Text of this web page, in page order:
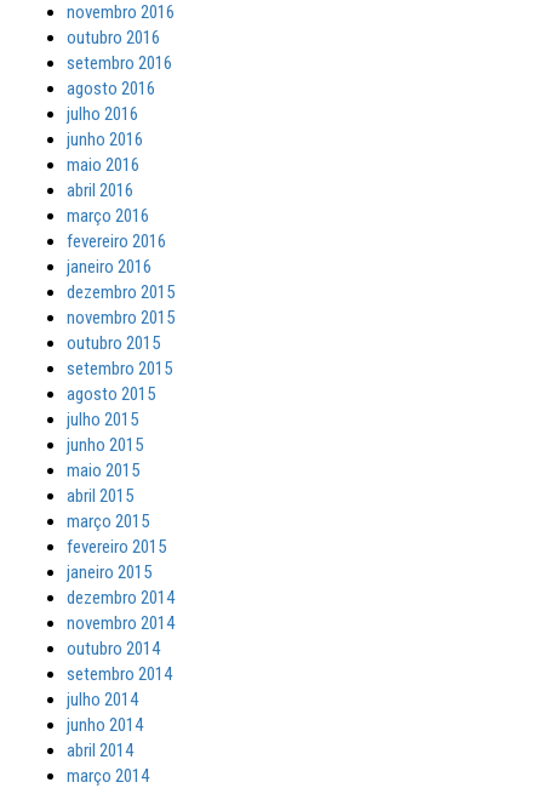
novembro 2016
outubro 2016
setembro 2016
agosto 2016
julho 2016
junho 2016
maio 2016
abril 2016
março 2016
fevereiro 2016
janeiro 2016
dezembro 2015
novembro 2015
outubro 2015
setembro 2015
agosto 2015
julho 2015
junho 2015
maio 2015
abril 2015
março 2015
fevereiro 2015
janeiro 2015
dezembro 2014
novembro 2014
outubro 2014
setembro 2014
julho 2014
junho 2014
abril 2014
março 2014